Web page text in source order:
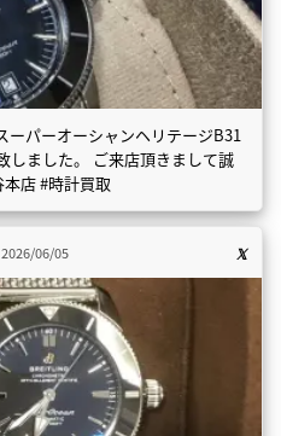
ーパーオーシャンヘリテージB31
しました。 ご来店頂きまして誠
店 #時計買取
2026/06/05